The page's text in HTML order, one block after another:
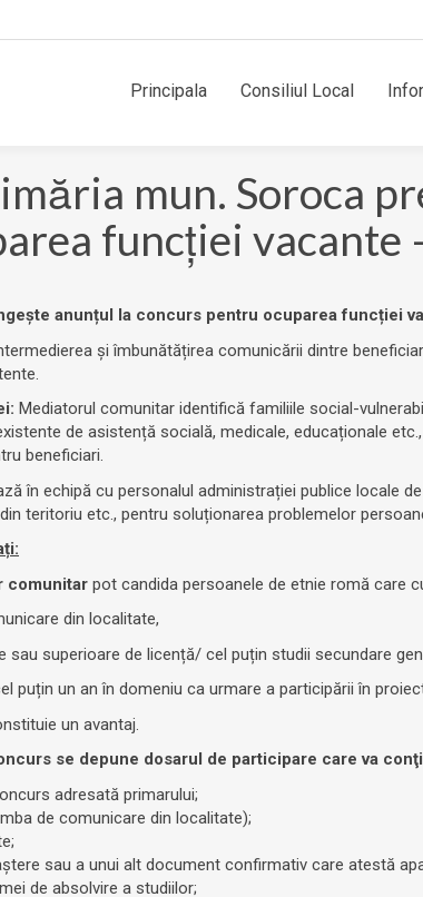
Principala Consiliul Local
mun. Soroca
funcției
anunțul la concurs pentru ocuparea funcției
și îmbunătățirea comunicării dintre
Mediatorul comunitar identifică familiile social-
de asistență socială, medicale, educaționale
beneficiari.
în echipă cu personalul administrației publice locale
teritoriu etc., pentru soluționarea problemelor
comunitar pot candida persoanele de etnie romă care
din localitate,
sau superioare de licență/ cel puțin studii secundare
puțin un an în domeniu ca urmare a participării în
un avantaj.
se depune dosarul de participare care va
adresată primarului;
de comunicare din localitate);
sau a unui alt document confirmativ care atestă
de absolvire a studiilor;